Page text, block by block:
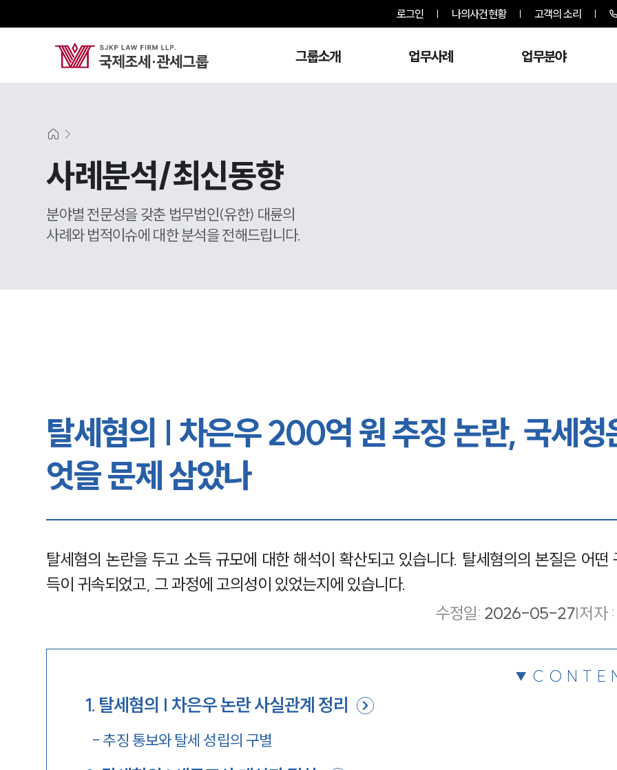
로그인 나의사건현황 고객의 소리
그룹소개 업무사례 업무분야
사례분석/최신동향
분야별 전문성을 갖춘 법무법인(유한) 대륜의
사례와 법적이슈에 대한 분석을 전해드립니다.
탈세혐의 | 차은우 200억 원 추징 논란, 국세청
엇을 문제 삼았나
탈세혐의 논란을 두고 소득 규모에 대한 해석이 확산되고 있습니다. 탈세혐의의 본질은 어떤
득이 귀속되었고, 그 과정에 고의성이 있었는지에 있습니다.
수정일: 2026-05-27|저자 :
1. 탈세혐의 | 차은우 논란 사실관계 정리
- 추징 통보와 탈세 성립의 구별